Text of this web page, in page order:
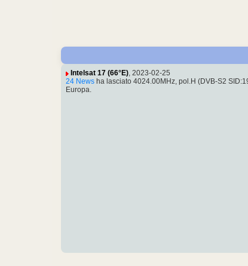
Intelsat 17 (66°E), 2023-02-25
24 News ha lasciato 4024.00MHz, pol.H (DVB-S2
Europa.